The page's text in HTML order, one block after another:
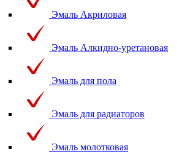
Эмаль Акриловая
Эмаль Алкидно-уретановая
Эмаль для пола
Эмаль для радиаторов
Эмаль молотковая